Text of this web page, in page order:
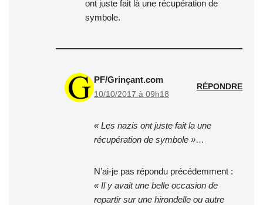
ont juste fait là une récupération de
symbole.
PF/Grinçant.com
10/10/2017 à 09h18
RÉPONDRE
« Les nazis ont juste fait la une
récupération de symbole »…
N’ai-je pas répondu précédemment :
« Il y avait une belle occasion de
repartir sur une hirondelle ou autre